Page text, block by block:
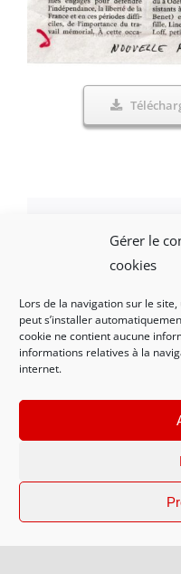
Gérer le
cookies
Lors de la navigation sur le
peut s’installer
cookie ne contient aucune
informations relatives à la
internet.Mentions légales et